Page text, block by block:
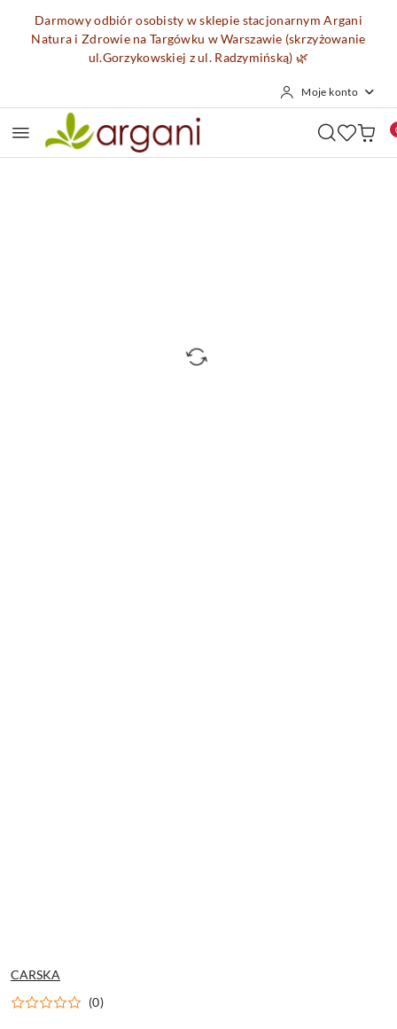
Przejdź do treści głównej
Przejdź do wyszukiwarki
Przejdź do moje konto
Przejdź do menu głównego
Przejdź do opisu produktu
Przejdź do stopki
Darmowy odbiór osobisty w sklepie stacjonarnym Argani
Natura i Zdrowie na Targówku w Warszawie (skrzyżowanie
ul.Gorzykowskiej z ul. Radzymińską) 🌿
Moje konto
NAZWA
PRODUCENTA:
CARSKA
(0)